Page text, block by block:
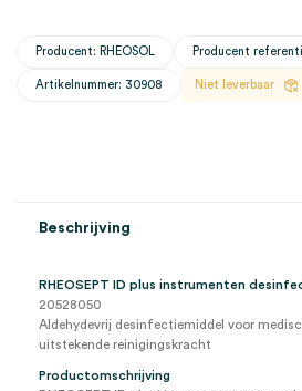
Producent: RHEOSOL Producent
Artikelnummer: 30908 Niet leverbaar
Beschrijving
RHEOSEPT ID plus instrumenten
20528050
Aldehydevrij desinfectiemiddel voor
uitstekende reinigingskracht
Productomschrijving